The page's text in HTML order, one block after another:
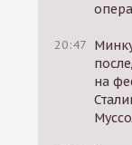
20:47
на